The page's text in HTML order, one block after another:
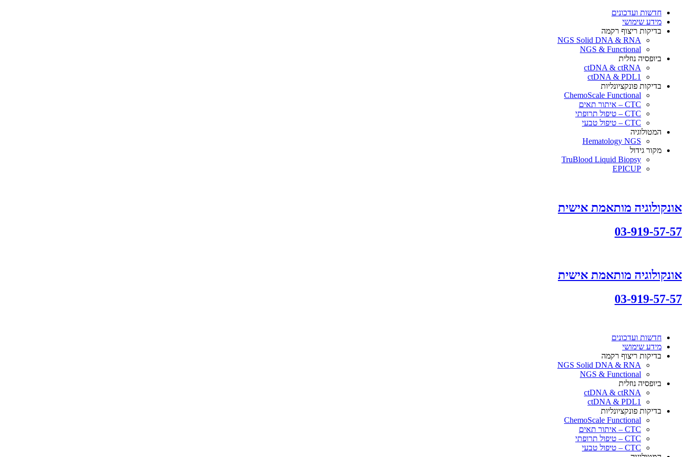
חדשות ועדכונים
מידע שימושי
בדיקות ריצוף רקמה
NGS Solid DNA & RNA
NGS & Functional
ביופסיה נוזלית
ctDNA & ctRNA
ctDNA & PDL1
בדיקות פונקציונליות
ChemoScale Functional
CTC – איתור תאים
CTC – טיפול תרופתי
CTC – טיפול טבעי
המטולוגיה
Hematology NGS
מקור גידול
TruBlood Liquid Biopsy
EPICUP
אונקולוגיה מותאמת אישית
03-919-57-57
אונקולוגיה מותאמת אישית
03-919-57-57
חדשות ועדכונים
מידע שימושי
בדיקות ריצוף רקמה
NGS Solid DNA & RNA
NGS & Functional
ביופסיה נוזלית
ctDNA & ctRNA
ctDNA & PDL1
בדיקות פונקציונליות
ChemoScale Functional
CTC – איתור תאים
CTC – טיפול תרופתי
CTC – טיפול טבעי